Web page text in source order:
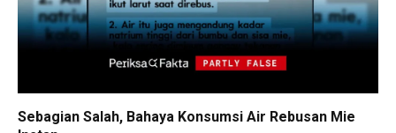
Sebagian Salah, Bahaya Konsumsi Air Rebusan Mie